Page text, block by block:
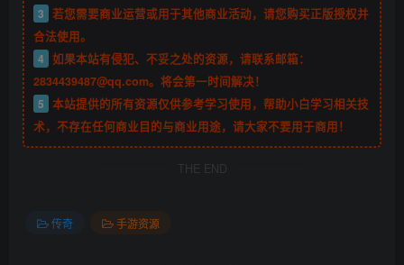
3 若您需要商业运营或用于其他商业活动，请您购买正版授权并
合法使用。
4 如果本站有侵犯、不妥之处的资源，请联系邮箱：
2834439487@qq.com。将会第一时间解决！
5 本站提供的所有资源仅供参考学习使用，帮助小白学习相关技
术，不存在任何商业目的与商业用途，请大家不要用于商用！
THE END
传奇 手游资源